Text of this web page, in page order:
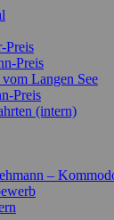
Preis
Preis
Langen See
Preis
(intern)
–